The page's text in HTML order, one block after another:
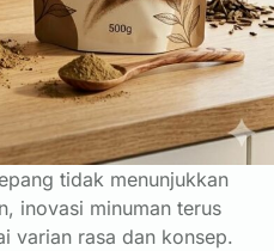
tidak menunjukkan
inovasi minuman terus
varian rasa dan konsep.